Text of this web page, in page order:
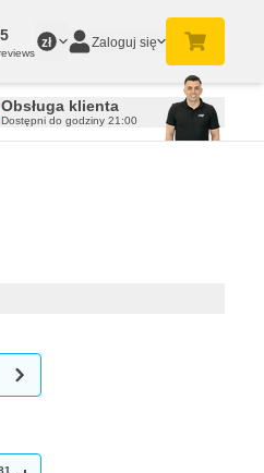
zł Zaloguj się
Obsługa klienta
Dostępni do godziny 21:00